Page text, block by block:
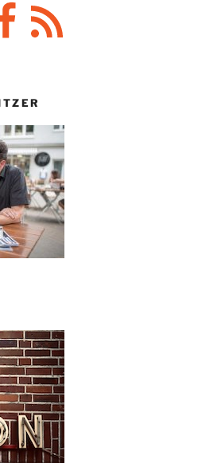
RSS-
Feed